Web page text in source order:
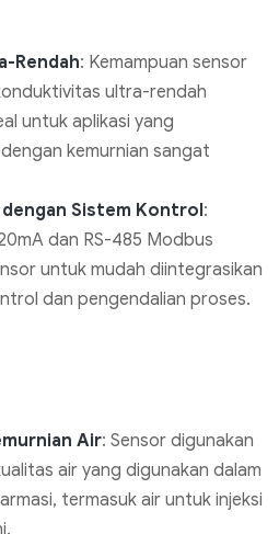
Rendah: Kemampuan sensor
ultra-rendah
untuk aplikasi yang
kemurnian sangat
Sistem Kontrol:
dan RS-485 Modbus
untuk mudah diintegrasikan
dan pengendalian proses.
Air: Sensor digunakan
air yang digunakan dalam
termasuk air untuk injeksi